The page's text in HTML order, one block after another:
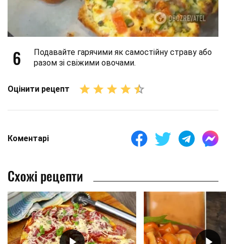
6
Подавайте гарячими як самостійну страву або
разом зі свіжими овочами.
Оцінити рецепт
Коментарі
Схожі рецепти